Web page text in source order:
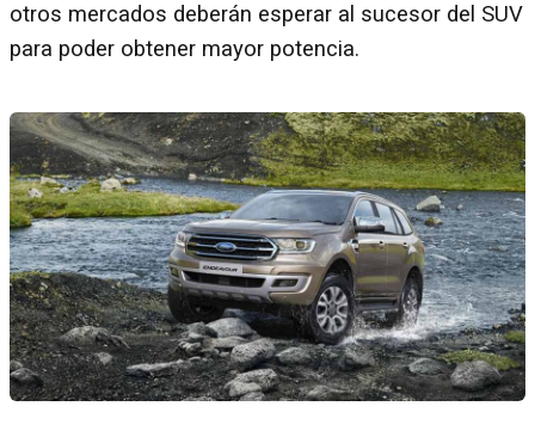
otros mercados deberán esperar al sucesor del SUV
para poder obtener mayor potencia.